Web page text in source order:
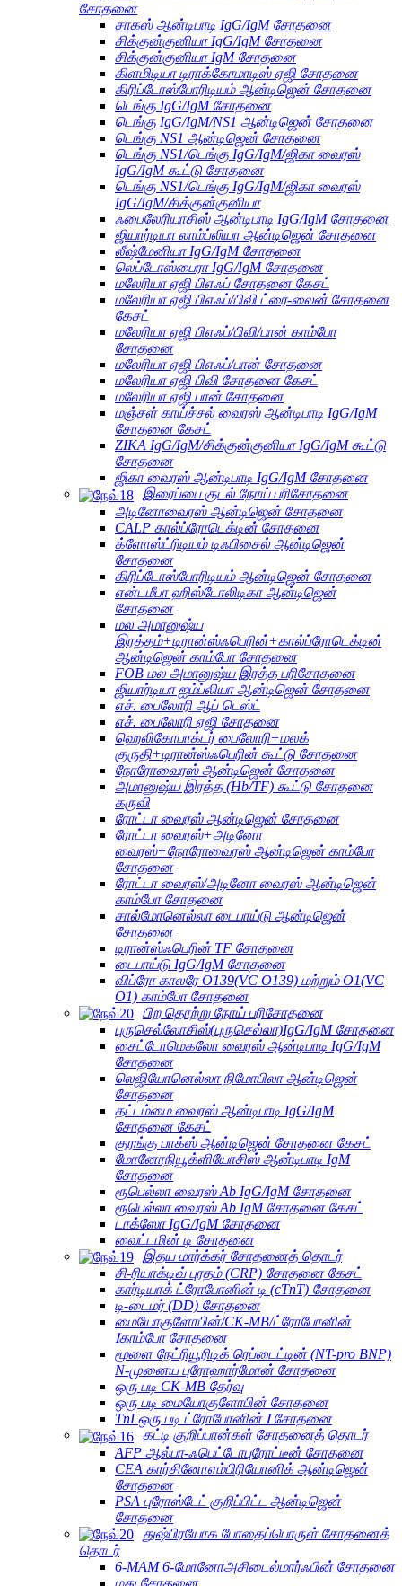
சோதனை
சாகஸ் ஆன்டிபாடி IgG/IgM சோதனை
சிக்குன்குனியா IgG/IgM சோதனை
சிக்குன்குனியா IgM சோதனை
கிளமிடியா டிராக்கோமாடிஸ் ஏஜி சோதனை
கிரிப்டோஸ்போரிடியம் ஆன்டிஜென் சோதனை
டெங்கு IgG/IgM சோதனை
டெங்கு IgG/IgM/NS1 ஆன்டிஜென் சோதனை
டெங்கு NS1 ஆன்டிஜென் சோதனை
டெங்கு NS1/டெங்கு IgG/IgM/ஜிகா வைரஸ்
IgG/IgM கூட்டு சோதனை
டெங்கு NS1/டெங்கு IgG/IgM/ஜிகா வைரஸ்
IgG/IgM/சிக்குன்குனியா
ஃபைலேரியாசிஸ் ஆன்டிபாடி IgG/IgM சோதனை
ஜியார்டியா லாம்ப்லியா ஆன்டிஜென் சோதனை
லீஷ்மேனியா IgG/IgM சோதனை
லெப்டோஸ்பைரா IgG/IgM சோதனை
மலேரியா ஏஜி பிஎஃப் சோதனை கேசட்
மலேரியா ஏஜி பிஎஃப்/பிவி ட்ரை-லைன் சோதனை
கேசட்
மலேரியா ஏஜி பிஎஃப்/பிவி/பான் காம்போ
சோதனை
மலேரியா ஏஜி பிஎஃப்/பான் சோதனை
மலேரியா ஏஜி பிவி சோதனை கேசட்
மலேரியா ஏஜி பான் சோதனை
மஞ்சள் காய்ச்சல் வைரஸ் ஆன்டிபாடி IgG/IgM
சோதனை கேசட்
ZIKA IgG/IgM/சிக்குன்குனியா IgG/IgM கூட்டு
சோதனை
ஜிகா வைரஸ் ஆன்டிபாடி IgG/IgM சோதனை
இரைப்பை குடல் நோய் பரிசோதனை
அடினோவைரஸ் ஆன்டிஜென் சோதனை
CALP கால்ப்ரோடெக்டின் சோதனை
க்ளோஸ்ட்ரிடியம் டிஃபிசைல் ஆன்டிஜென்
சோதனை
கிரிப்டோஸ்போரிடியம் ஆன்டிஜென் சோதனை
என்டமீபா ஹிஸ்டோலிடிகா ஆன்டிஜென்
சோதனை
மல அமானுஷ்ய
இரத்தம்+டிரான்ஸ்ஃபெரின்+கால்ப்ரோடெக்டின்
ஆன்டிஜென் காம்போ சோதனை
FOB மல அமானுஷ்ய இரத்த பரிசோதனை
ஜியார்டியா ஐம்ப்லியா ஆன்டிஜென் சோதனை
எச். பைலோரி ஆப் டெஸ்ட்
எச். பைலோரி ஏஜி சோதனை
ஹெலிகோபாக்டர் பைலோரி+மலக்
குருதி+டிரான்ஸ்ஃபெரின் கூட்டு சோதனை
நோரோவைரஸ் ஆன்டிஜென் சோதனை
அமானுஷ்ய இரத்த (Hb/TF) கூட்டு சோதனை
கருவி
ரோட்டா வைரஸ் ஆன்டிஜென் சோதனை
ரோட்டா வைரஸ்+அடினோ
வைரஸ்+நோரோவைரஸ் ஆன்டிஜென் காம்போ
சோதனை
ரோட்டா வைரஸ்/அடினோ வைரஸ் ஆன்டிஜென்
காம்போ சோதனை
சால்மோனெல்லா டைபாய்டு ஆன்டிஜென்
சோதனை
டிரான்ஸ்ஃபெரின் TF சோதனை
டைபாய்டு IgG/IgM சோதனை
விப்ரோ காலரே O139(VC O139) மற்றும் O1(VC
O1) காம்போ சோதனை
பிற தொற்று நோய் பரிசோதனை
புருசெல்லோசிஸ்(புருசெல்லா)IgG/IgM சோதனை
சைட்டோமெகலோ வைரஸ் ஆன்டிபாடி IgG/IgM
சோதனை
லெஜியோனெல்லா நிமோபிலா ஆன்டிஜென்
சோதனை
தட்டம்மை வைரஸ் ஆன்டிபாடி IgG/IgM
சோதனை கேசட்
குரங்கு பாக்ஸ் ஆன்டிஜென் சோதனை கேசட்
மோனோநியூக்ளியோசிஸ் ஆன்டிபாடி IgM
சோதனை
ரூபெல்லா வைரஸ் Ab IgG/IgM சோதனை
ரூபெல்லா வைரஸ் Ab IgM சோதனை கேசட்
டாக்ஸோ IgG/IgM சோதனை
வைட்டமின் டி சோதனை
இதய மார்க்கர் சோதனைத் தொடர்
சி-ரியாக்டிவ் புரதம் (CRP) சோதனை கேசட்
கார்டியாக் ட்ரோபோனின் டி (cTnT) சோதனை
டி-டைமர் (DD) சோதனை
மையோகுளோபின்/CK-MB/ட்ரோபோனின்
Ⅰகாம்போ சோதனை
மூளை நேட்ரியூரிடிக் ரெப்டைட்டின் (NT-pro BNP)
N-முனைய புரோஹார்மோன் சோதனை
ஒரு படி CK-MB தேர்வு
ஒரு படி மையோகுளோபின் சோதனை
TnI ஒரு படி ட்ரோபோனின் Ⅰ சோதனை
கட்டி குறிப்பான்கள் சோதனைத் தொடர்
AFP ஆல்பா-ஃபெட்டோபுரோட்டீன் சோதனை
CEA கார்சினோஎம்பிரியோனிக் ஆன்டிஜென்
சோதனை
PSA புரோஸ்டேட் குறிப்பிட்ட ஆன்டிஜென்
சோதனை
துஷ்பிரயோக போதைப்பொருள் சோதனைத்
தொடர்
6-MAM 6-மோனோஅசிடைல்மார்ஃபின் சோதனை
மது சோதனை